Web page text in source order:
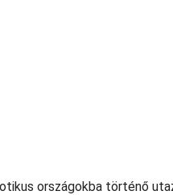
országokba történő